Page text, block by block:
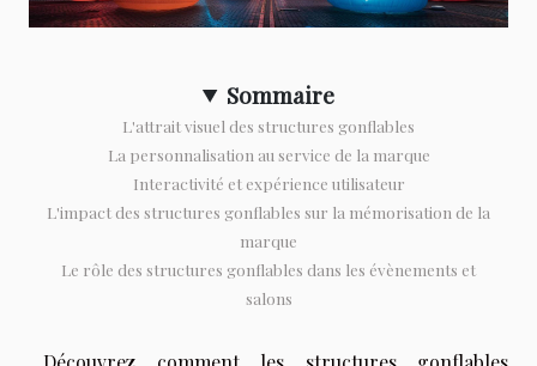
Sommaire
L'attrait visuel des structures gonflables
La personnalisation au service de la marque
Interactivité et expérience utilisateur
L'impact des structures gonflables sur la mémorisation de la
marque
Le rôle des structures gonflables dans les évènements et
salons